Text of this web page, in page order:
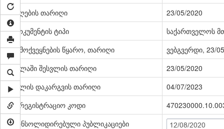
მიღების თარიღი
23/05/2020
დოკუმენტის ტიპი
საქართველოს
გამოქვეყნების წყარო, თარიღი
ვებგვერდი, 23/
ძალაში შესვლის თარიღი
23/05/2020
ძალის დაკარგვის თარიღი
04/07/2023
სარეგისტრაციო კოდი
კონსოლიდირებული პუბლიკაციები
12/08/2020